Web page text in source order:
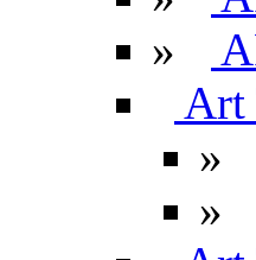
»
Art
»
»